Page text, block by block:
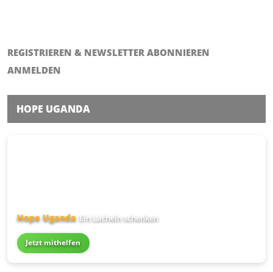
REGISTRIEREN & NEWSLETTER ABONNIEREN
ANMELDEN
HOPE UGANDA
Hope Uganda Ein Lächeln schenken
Jetzt mithelfen